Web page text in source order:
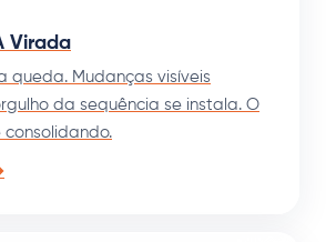
Virada
queda. Mudanças visíveis
da sequência se instala. O